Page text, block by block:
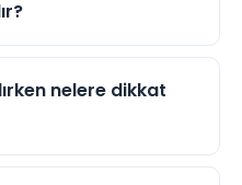
nelere dikkat